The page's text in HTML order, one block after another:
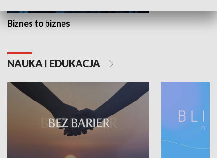
Biznes to biznes
NAUKA I EDUKACJA